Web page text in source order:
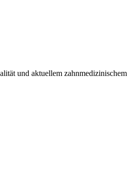
und aktuellem zahnmedizinischem